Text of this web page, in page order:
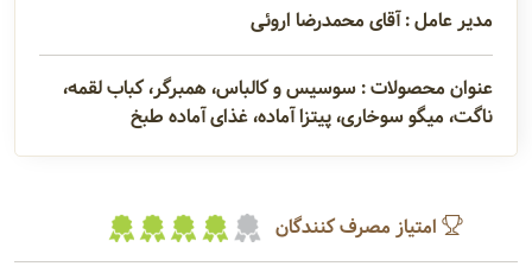
مدیر عامل : آقای محمدرضا اروئی
عنوان محصولات : سوسیس و کالباس، همبرگر، کباب لقمه،
ناگت، میگو سوخاری، پیتزا آماده، غذای آماده طبخ
امتیاز مصرف کنندگان